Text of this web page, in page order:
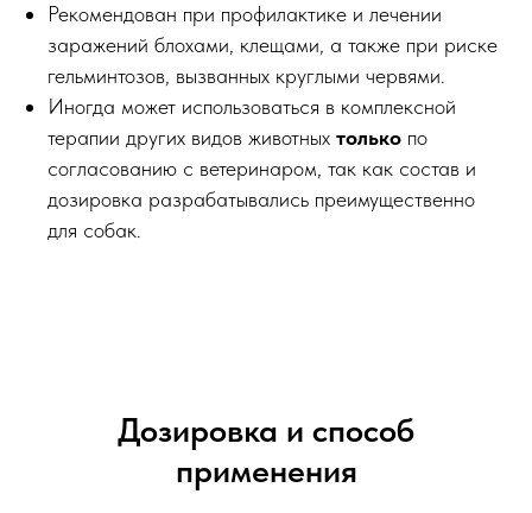
Рекомендован при профилактике и лечении
заражений блохами, клещами, а также при риске
гельминтозов, вызванных круглыми червями.
Иногда может использоваться в комплексной
терапии других видов животных только по
согласованию с ветеринаром, так как состав и
дозировка разрабатывались преимущественно
для собак.
Дозировка и способ
применения